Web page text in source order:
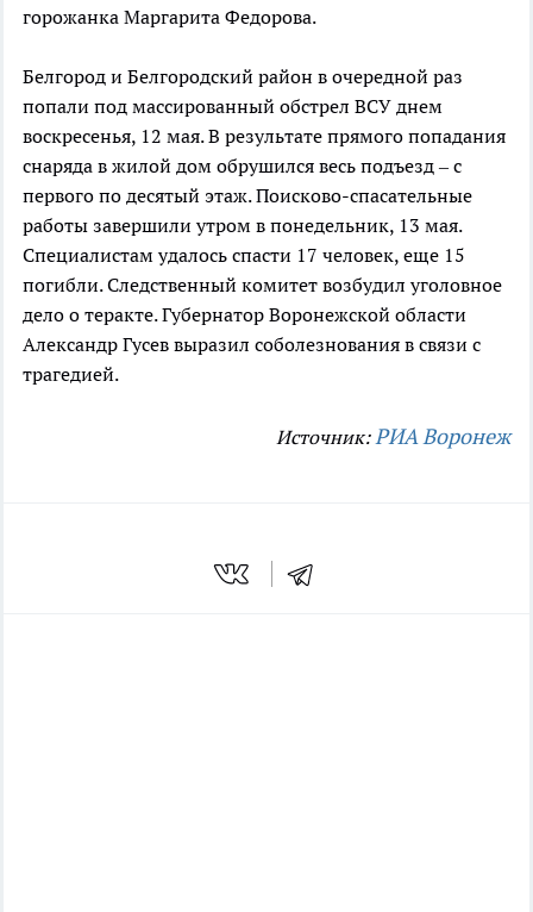
горожанка Маргарита Федорова.
Белгород и Белгородский район в очередной раз
попали под массированный обстрел ВСУ днем
воскресенья, 12 мая. В результате прямого попадания
снаряда в жилой дом обрушился весь подъезд – с
первого по десятый этаж. Поисково-спасательные
работы завершили утром в понедельник, 13 мая.
Специалистам удалось спасти 17 человек, еще 15
погибли. Следственный комитет возбудил уголовное
дело о теракте. Губернатор Воронежской области
Александр Гусев выразил соболезнования в связи с
трагедией.
Источник:РИА Воронеж